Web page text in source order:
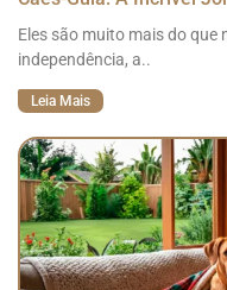
Eles são muito mais do que
independência, a..
Leia Mais